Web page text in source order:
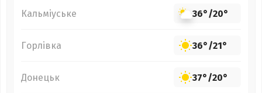
Кальміуське 36°/20°
Горлівка 36°/21°
Донецьк 37°/20°